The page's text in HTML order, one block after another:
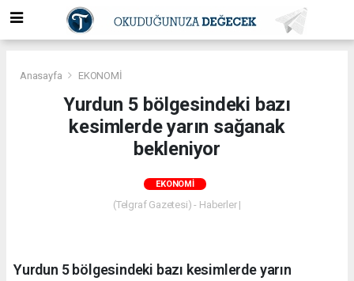
Anasayfa EKONOMİ
Yurdun 5 bölgesindeki bazı
kesimlerde yarın sağanak
bekleniyor
EKONOMİ
(Telgraf Gazetesi) - Haberler |
Yurdun 5 bölgesindeki bazı kesimlerde yarın